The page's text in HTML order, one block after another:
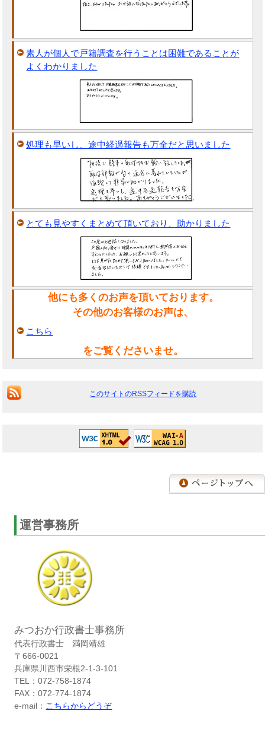
素人が個人で戸籍調査を行うことは困難であることが
よくわかりました
処理も早いし、途中経過報告も万全だと思いました
とても見やすくまとめて頂いており、助かりました
他にも多くのお声を頂いております。
その他のお客様のお声は、
こちら
をご覧くださいませ。
このサイトのRSSフィードを購読
運営事務所
みつおか行政書士事務所
代表行政書士 満岡靖雄
〒666-0021
兵庫県川西市栄根2-1-3-101
TEL：072-758-1874
FAX：072-774-1874
e-mail： こちらからどうぞ